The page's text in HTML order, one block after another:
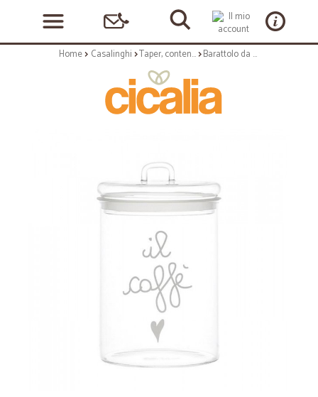
Home Casalinghi Taper, contenitori, conservatori Barattolo da caffè in vetro decorato d.12 cm decoro il caffe